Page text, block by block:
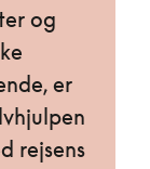
og
er
rejsens